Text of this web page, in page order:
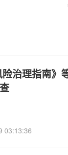
险治理指南》
03:13:36